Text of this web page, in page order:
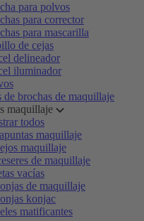
para polvos
para corrector
para mascarilla
de cejas
delineador
iluminador
de brochas de maquillaje
maquillaje
todos
maquillaje
maquillaje
de maquillaje
vacías
de maquillaje
konjac
matificantes